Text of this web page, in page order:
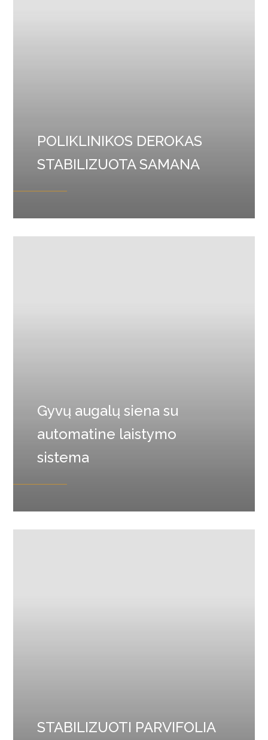
POLIKLINIKOS DEROKAS
STABILIZUOTA SAMANA
Gyvų augalų siena su
automatine laistymo
sistema
STABILIZUOTI PARVIFOLIA